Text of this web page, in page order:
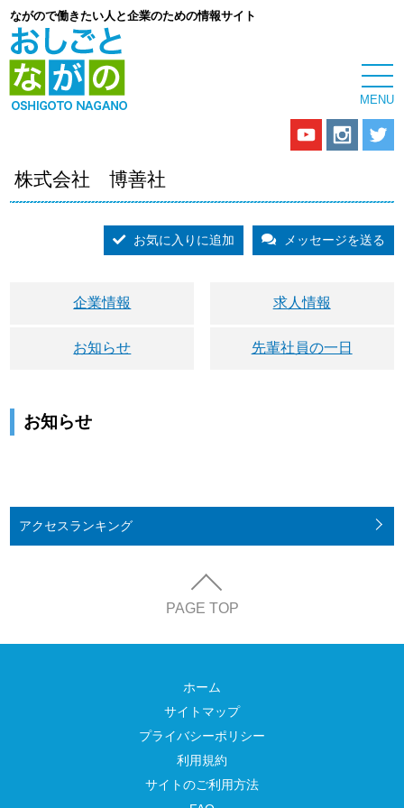
ながので働きたい人と企業のための情報サイト
株式会社 博善社
お気に入りに追加 メッセージを送る
企業情報 求人情報
お知らせ 先輩社員の一日
お知らせ
アクセスランキング
PAGE TOP
ホーム
サイトマップ
プライバシーポリシー
利用規約
サイトのご利用方法